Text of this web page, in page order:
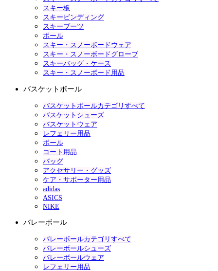
スキー板
スキービンディング
スキーブーツ
ポール
スキー・スノーボードウェア
スキー・スノーボードグローブ
スキーバッグ・ケース
スキー・スノーボード用品
バスケットボール
バスケットボールカテゴリすべて
バスケットシューズ
バスケットウェア
レフェリー用品
ボール
コート用品
バッグ
アクセサリー・グッズ
ケア・サポーター用品
adidas
ASICS
NIKE
バレーボール
バレーボールカテゴリすべて
バレーボールシューズ
バレーボールウェア
レフェリー用品